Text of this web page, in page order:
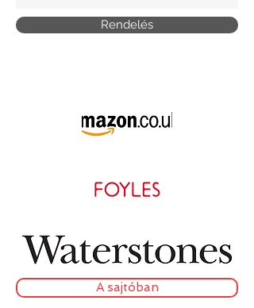
Rendelés
A sajtóban